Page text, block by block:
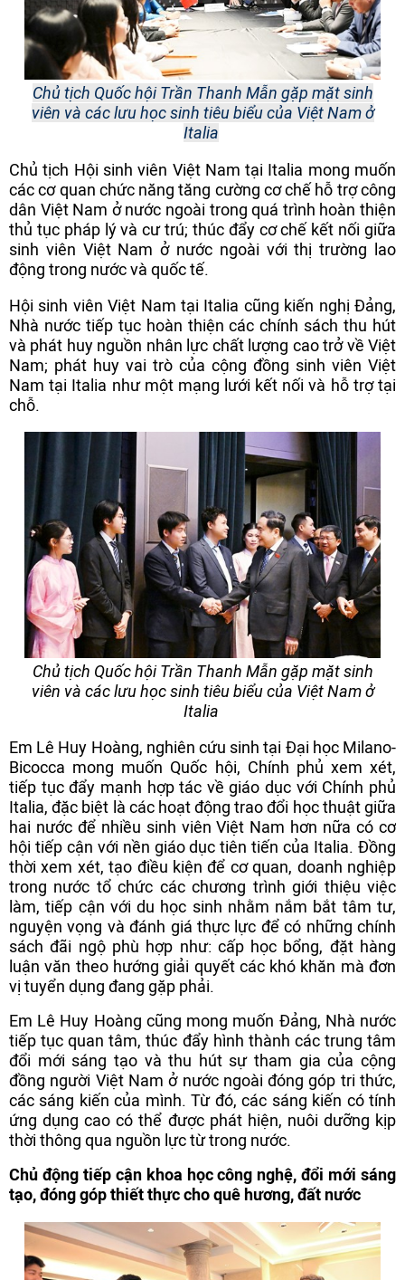
Chủ tịch Quốc hội Trần Thanh Mẫn gặp mặt sinh
viên và các lưu học sinh tiêu biểu của Việt Nam ở
Italia
Chủ tịch Hội sinh viên Việt Nam tại Italia mong muốn
các cơ quan chức năng tăng cường cơ chế hỗ trợ công
dân Việt Nam ở nước ngoài trong quá trình hoàn thiện
thủ tục pháp lý và cư trú; thúc đẩy cơ chế kết nối giữa
sinh viên Việt Nam ở nước ngoài với thị trường lao
động trong nước và quốc tế.
Hội sinh viên Việt Nam tại Italia cũng kiến nghị Đảng,
Nhà nước tiếp tục hoàn thiện các chính sách thu hút
và phát huy nguồn nhân lực chất lượng cao trở về Việt
Nam; phát huy vai trò của cộng đồng sinh viên Việt
Nam tại Italia như một mạng lưới kết nối và hỗ trợ tại
chỗ.
Chủ tịch Quốc hội Trần Thanh Mẫn gặp mặt sinh
viên và các lưu học sinh tiêu biểu của Việt Nam ở
Italia
Em Lê Huy Hoàng, nghiên cứu sinh tại Đại học Milano-
Bicocca mong muốn Quốc hội, Chính phủ xem xét,
tiếp tục đẩy mạnh hợp tác về giáo dục với Chính phủ
Italia, đặc biệt là các hoạt động trao đổi học thuật giữa
hai nước để nhiều sinh viên Việt Nam hơn nữa có cơ
hội tiếp cận với nền giáo dục tiên tiến của Italia. Đồng
thời xem xét, tạo điều kiện để cơ quan, doanh nghiệp
trong nước tổ chức các chương trình giới thiệu việc
làm, tiếp cận với du học sinh nhằm nắm bắt tâm tư,
nguyện vọng và đánh giá thực lực để có những chính
sách đãi ngộ phù hợp như: cấp học bổng, đặt hàng
luận văn theo hướng giải quyết các khó khăn mà đơn
vị tuyển dụng đang gặp phải.
Em Lê Huy Hoàng cũng mong muốn Đảng, Nhà nước
tiếp tục quan tâm, thúc đẩy hình thành các trung tâm
đổi mới sáng tạo và thu hút sự tham gia của cộng
đồng người Việt Nam ở nước ngoài đóng góp tri thức,
các sáng kiến của mình. Từ đó, các sáng kiến có tính
ứng dụng cao có thể được phát hiện, nuôi dưỡng kịp
thời thông qua nguồn lực từ trong nước.
Chủ động tiếp cận khoa học công nghệ, đổi mới sáng
tạo, đóng góp thiết thực cho quê hương, đất nước